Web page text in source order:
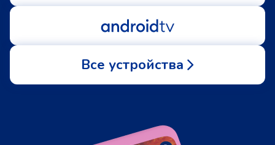
Все устройства